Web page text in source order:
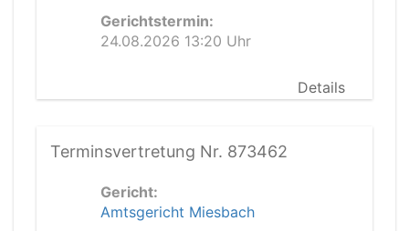
Gerichtstermin:
24.08.2026 13:20 Uhr
Details
Terminsvertretung Nr. 873462
Gericht:
Amtsgericht Miesbach